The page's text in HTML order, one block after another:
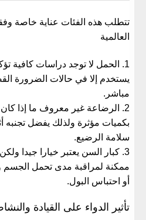
تتطلب هذه الفئات عناية خاصة
العالمية
الحمل لا توجد دراسات كافية
يستخدم إلا في حالات الضرورة
مباشر.
الرضاعة غير معروف ما إذا
بكميات مؤثرة ولذلك يفضل تجنبه
سلامة الرضيع.
كبار السن يعتبر خيارا جيدا
ممكنة لمراقبة مدى تحمل الجسم
أو احتباس البول.
تأثير الدواء على القيادة